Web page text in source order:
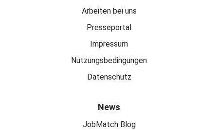
Arbeiten bei uns
Presseportal
Impressum
Nutzungsbedingungen
Datenschutz
News
JobMatch Blog